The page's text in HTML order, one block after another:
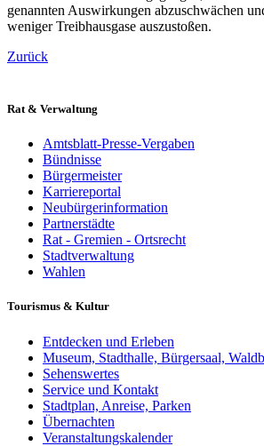
genannten Auswirkungen abzuschwächen
weniger Treibhausgase auszustoßen.
Zurück
Rat & Verwaltung
Amtsblatt-Presse-Vergaben
Bündnisse
Bürgermeister
Karriereportal
Neubürgerinformation
Partnerstädte
Rat - Gremien - Ortsrecht
Stadtverwaltung
Wahlen
Tourismus & Kultur
Entdecken und Erleben
Museum, Stadthalle, Bürgersaal,
Sehenswertes
Service und Kontakt
Stadtplan, Anreise, Parken
Übernachten
Veranstaltungskalender